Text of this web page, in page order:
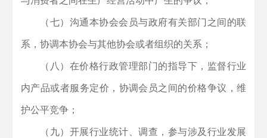
（七）沟通本协会会员与政府有关部门之间的联
系，协调本协会与其他协会或者组织的关系；
（八）在价格行政管理部门的指导下，监督行业
内产品或者服务定价，协调会员之间的价格争议，维
护公平竞争；
（九）开展行业统计、调查，参与涉及行业发展